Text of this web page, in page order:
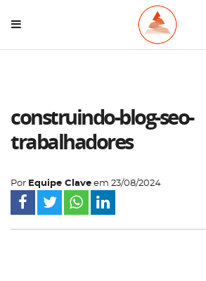
construindo-blog-seo-
trabalhadores
Por Equipe Clave em 23/08/2024